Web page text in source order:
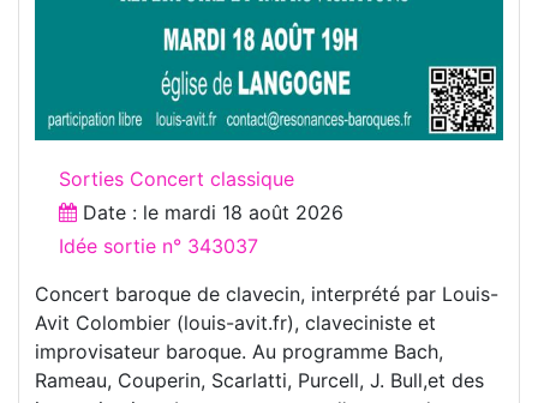
Sorties Concert classique
Date : le mardi 18 août 2026
Idée sortie n° 343037
Concert baroque de clavecin, interprété par Louis-
Avit Colombier (louis-avit.fr), claveciniste et
improvisateur baroque. Au programme Bach,
Rameau, Couperin, Scarlatti, Purcell, J. Bull,et des